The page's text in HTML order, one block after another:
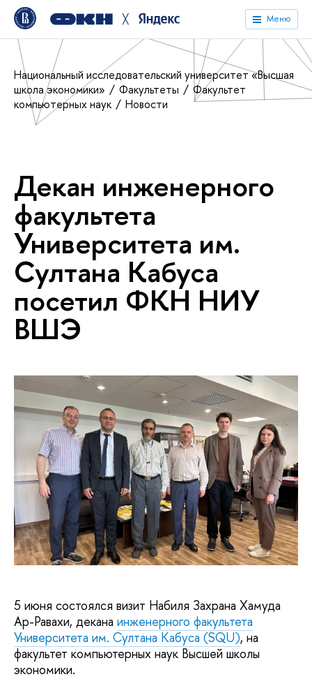
╳ Меню
Национальный исследовательский университет «Высшая
школа экономики»
Факультеты
Факультет
компьютерных наук
Новости
Декан инженерного
факультета
Университета им.
Султана Кабуса
посетил ФКН НИУ
ВШЭ
5 июня состоялся визит Набиля Захрана Хамуда
Ар-Равахи, декана инженерного факультета
Университета им. Султана Кабуса (SQU), на
факультет компьютерных наук Высшей школы
экономики.